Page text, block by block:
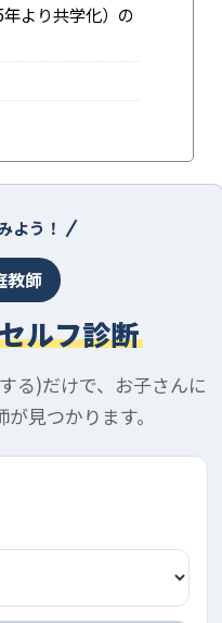
より共学化）の
よう！
教師
ルフ診断
る)だけで、お子さんに
見つかります。